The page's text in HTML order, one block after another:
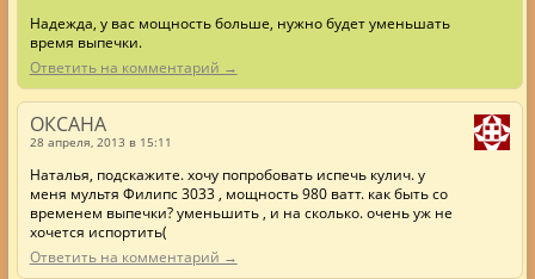
Надежда, у вас мощность больше, нужно будет уменьшать
время выпечки.
Ответить на комментарий →
ОКСАНА
28 апреля, 2013 в 15:11
Наталья, подскажите. хочу попробовать испечь кулич. у
меня мультя Филипс 3033 , мощность 980 ватт. как быть со
временем выпечки? уменьшить , и на сколько. очень уж не
хочется испортить(
Ответить на комментарий →